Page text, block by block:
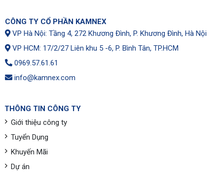
CÔNG TY CỔ PHẦN KAMNEX
VP Hà Nội: Tầng 4, 272 Khương Đình, P. Khương Đình, Hà Nội
VP HCM: 17/2/27 Liên khu 5 -6, P. Bình Tân, TP.HCM
0969.57.61.61
info@kamnex.com
THÔNG TIN CÔNG TY
Giới thiệu công ty
Tuyển Dụng
Khuyến Mãi
Dự án